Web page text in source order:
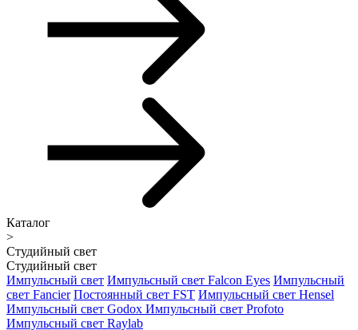
Каталог
>
Студийный свет
Студийный свет
Импульсный свет Импульсный свет Falcon Eyes Импульсный
свет Fancier Постоянный свет FST Импульсный свет Hensel
Импульсный свет Godox Импульсный свет Profoto
Импульсный свет Raylab